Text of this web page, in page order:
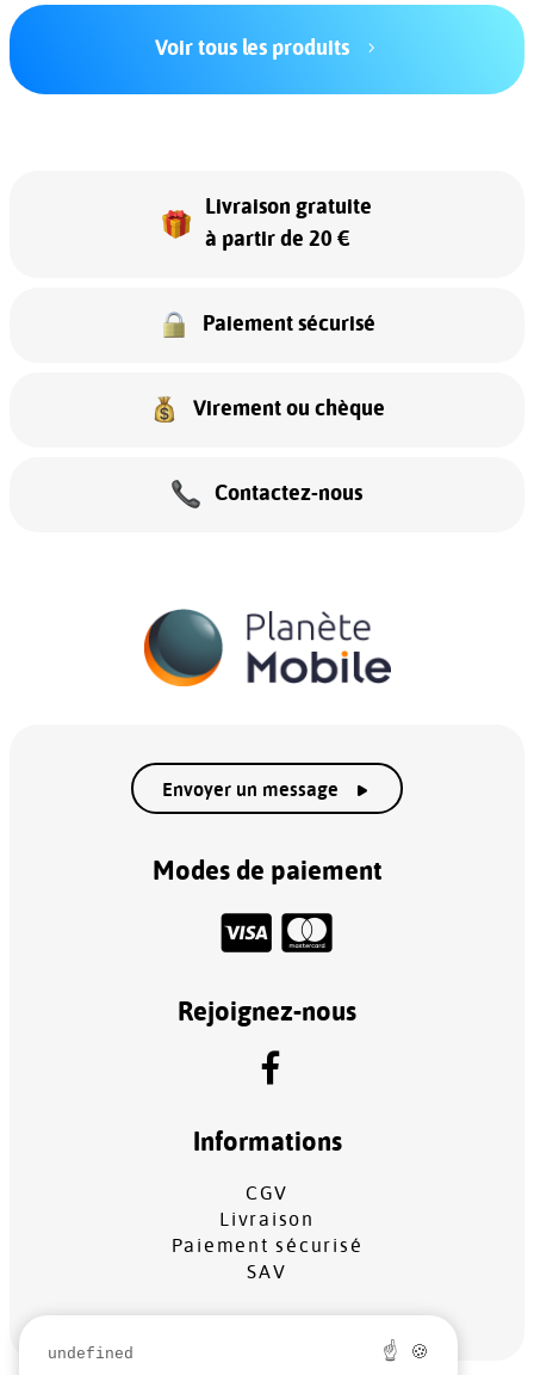
Voir tous les produits
Livraison gratuite
à partir de 20 €
Paiement sécurisé
Virement ou chèque
Contactez-nous
Envoyer un message
Modes de paiement
Rejoignez-nous
Informations
CGV
Livraison
Paiement sécurisé
SAV
undefined ☝ 🍪